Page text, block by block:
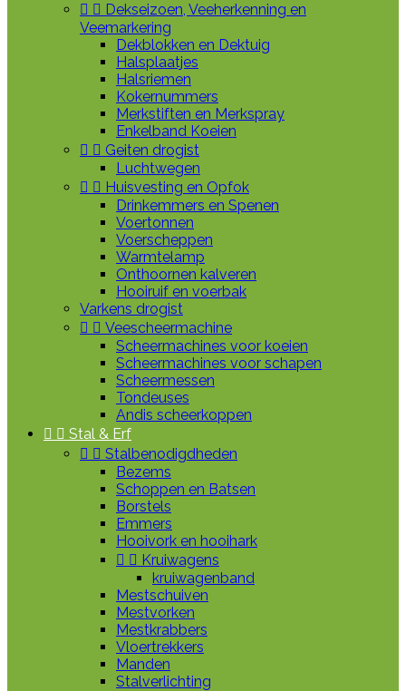
  Dekseizoen, Veeherkenning en
Veemarkering
Dekblokken en Dektuig
Halsplaatjes
Halsriemen
Kokernummers
Merkstiften en Merkspray
Enkelband Koeien
  Geiten drogist
Luchtwegen
  Huisvesting en Opfok
Drinkemmers en Spenen
Voertonnen
Voerscheppen
Warmtelamp
Onthoornen kalveren
Hooiruif en voerbak
Varkens drogist
  Veescheermachine
Scheermachines voor koeien
Scheermachines voor schapen
Scheermessen
Tondeuses
Andis scheerkoppen
  Stal & Erf
  Stalbenodigdheden
Bezems
Schoppen en Batsen
Borstels
Emmers
Hooivork en hooihark
  Kruiwagens
kruiwagenband
Mestschuiven
Mestvorken
Mestkrabbers
Vloertrekkers
Manden
Stalverlichting